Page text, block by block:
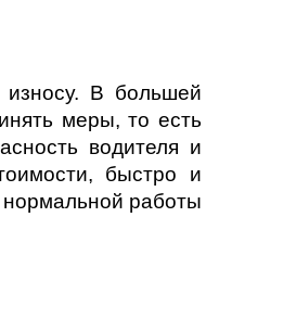
износу. В большей
меры, то есть
водителя и
быстро и
нормальной работы